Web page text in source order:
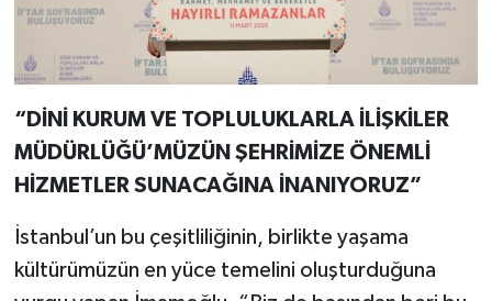
“DİNİ KURUM VE TOPLULUKLARLA İLİŞKİLER
MÜDÜRLÜĞÜ’MÜZÜN ŞEHRİMİZE ÖNEMLİ
HİZMETLER SUNACAĞINA İNANIYORUZ”
İstanbul’un bu çeşitliliğinin, birlikte yaşama
kültürümüzün en yüce temelini oluşturduğuna